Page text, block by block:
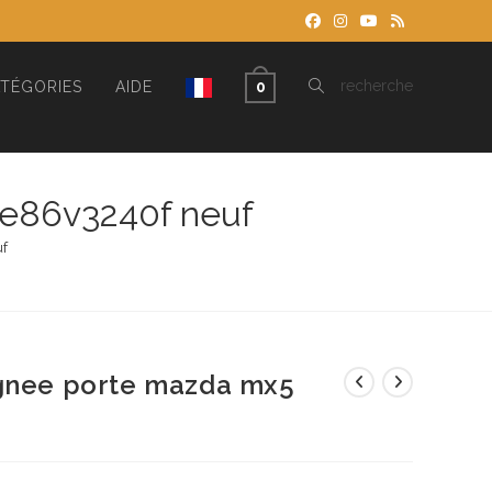
recherche
AIDE 0 TOGGLE
neuf
porte mazda mx5